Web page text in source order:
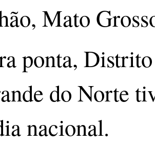
Mato
ponta,
do Norte
nacional.